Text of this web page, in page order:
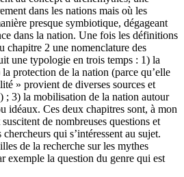
dans les nations mais où les
presque symbiotique, dégageant
dans la nation. Une fois les définitions
chapitre 2 une nomenclature des
une typologie en trois temps : 1) la
protection de la nation (parce qu’elle
» provient de diverses sources et
; 3) la mobilisation de la nation autour
idéaux. Ces deux chapitres sont, à mon
de nombreuses questions et
qui s’intéressent au sujet.
de la recherche sur les mythes
exemple la question du genre qui est